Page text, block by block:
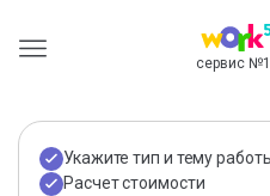
сервис №1
Укажите тип и тему
Расчет стоимости